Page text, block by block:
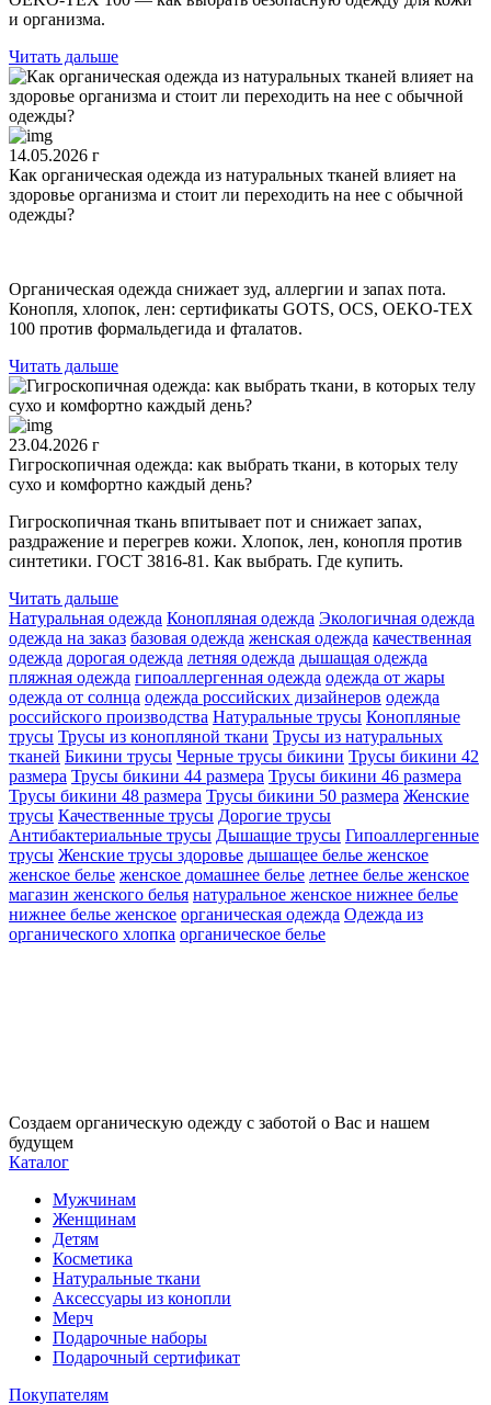
и организма.
Читать дальше
14.05.2026 г
Как органическая одежда из натуральных тканей влияет на
здоровье организма и стоит ли переходить на нее с обычной
одежды?
Органическая одежда снижает зуд, аллергии и запах пота.
Конопля, хлопок, лен: сертификаты GOTS, OCS, OEKO-TEX
100 против формальдегида и фталатов.
Читать дальше
23.04.2026 г
Гигроскопичная одежда: как выбрать ткани, в которых телу
сухо и комфортно каждый день?
Гигроскопичная ткань впитывает пот и снижает запах,
раздражение и перегрев кожи. Хлопок, лен, конопля против
синтетики. ГОСТ 3816-81. Как выбрать. Где купить.
Читать дальше
Натуральная одежда Конопляная одежда Экологичная одежда
одежда на заказ базовая одежда женская одежда качественная
одежда дорогая одежда летняя одежда дышащая одежда
пляжная одежда гипоаллергенная одежда одежда от жары
одежда от солнца одежда российских дизайнеров одежда
российского производства Натуральные трусы Конопляные
трусы Трусы из конопляной ткани Трусы из натуральных
тканей Бикини трусы Черные трусы бикини Трусы бикини 42
размера Трусы бикини 44 размера Трусы бикини 46 размера
Трусы бикини 48 размера Трусы бикини 50 размера Женские
трусы Качественные трусы Дорогие трусы
Антибактериальные трусы Дышащие трусы Гипоаллергенные
трусы Женские трусы здоровье дышащее белье женское
женское белье женское домашнее белье летнее белье женское
магазин женского белья натуральное женское нижнее белье
нижнее белье женское органическая одежда Одежда из
органического хлопка органическое белье
Создаем органическую одежду с заботой о Вас и нашем
будущем
Каталог
Мужчинам
Женщинам
Детям
Косметика
Натуральные ткани
Аксессуары из конопли
Мерч
Подарочные наборы
Подарочный сертификат
Покупателям